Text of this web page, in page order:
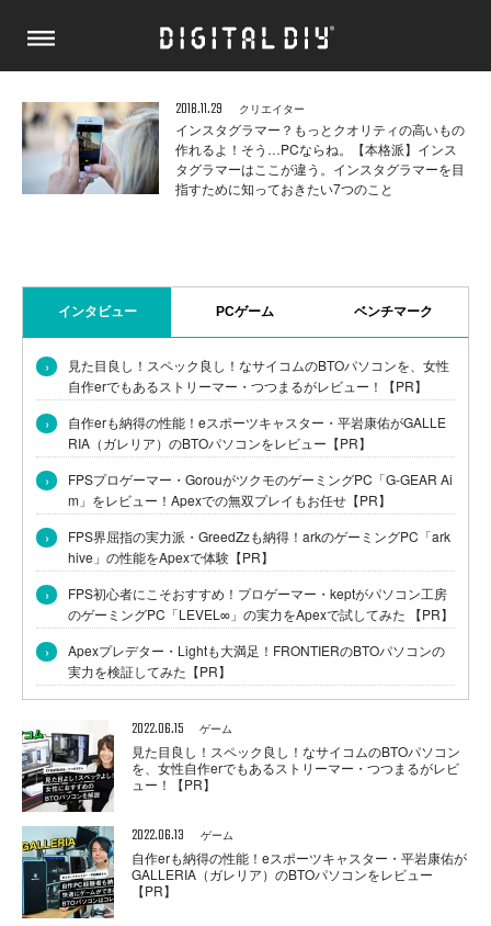
2018.11.29 クリエイター
インスタグラマー？もっとクオリティの高いもの
作れるよ！そう…PCならね。【本格派】インス
タグラマーはここが違う。インスタグラマーを目
指すために知っておきたい7つのこと
インタビュー PCゲーム ベンチマーク
›
見た目良し！スペック良し！なサイコムのBTOパソコンを、女性
自作erでもあるストリーマー・つつまるがレビュー！【PR】
›
自作erも納得の性能！eスポーツキャスター・平岩康佑がGALLE
RIA（ガレリア）のBTOパソコンをレビュー【PR】
›
FPSプロゲーマー・GorouがツクモのゲーミングPC「G-GEAR Ai
m」をレビュー！Apexでの無双プレイもお任せ【PR】
›
FPS界屈指の実力派・GreedZzも納得！arkのゲーミングPC「ark
hive」の性能をApexで体験【PR】
›
FPS初心者にこそおすすめ！プロゲーマー・keptがパソコン工房
のゲーミングPC「LEVEL∞」の実力をApexで試してみた 【PR】
›
Apexプレデター・Lightも大満足！FRONTIERのBTOパソコンの
実力を検証してみた【PR】
2022.06.15 ゲーム
見た目良し！スペック良し！なサイコムのBTOパソコン
を、女性自作erでもあるストリーマー・つつまるがレビ
ュー！【PR】
2022.06.13 ゲーム
自作erも納得の性能！eスポーツキャスター・平岩康佑が
GALLERIA（ガレリア）のBTOパソコンをレビュー
【PR】